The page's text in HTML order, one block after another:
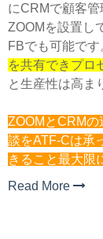
にCRMで顧客管
ZOOMを設置し
FBでも可能で
を共有できプロ
と生産性は高ま
ZOOMとCRM
談をATF-Cは承
きること最大限
Read More